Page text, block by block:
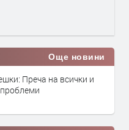
Още новини
Преча на всички и